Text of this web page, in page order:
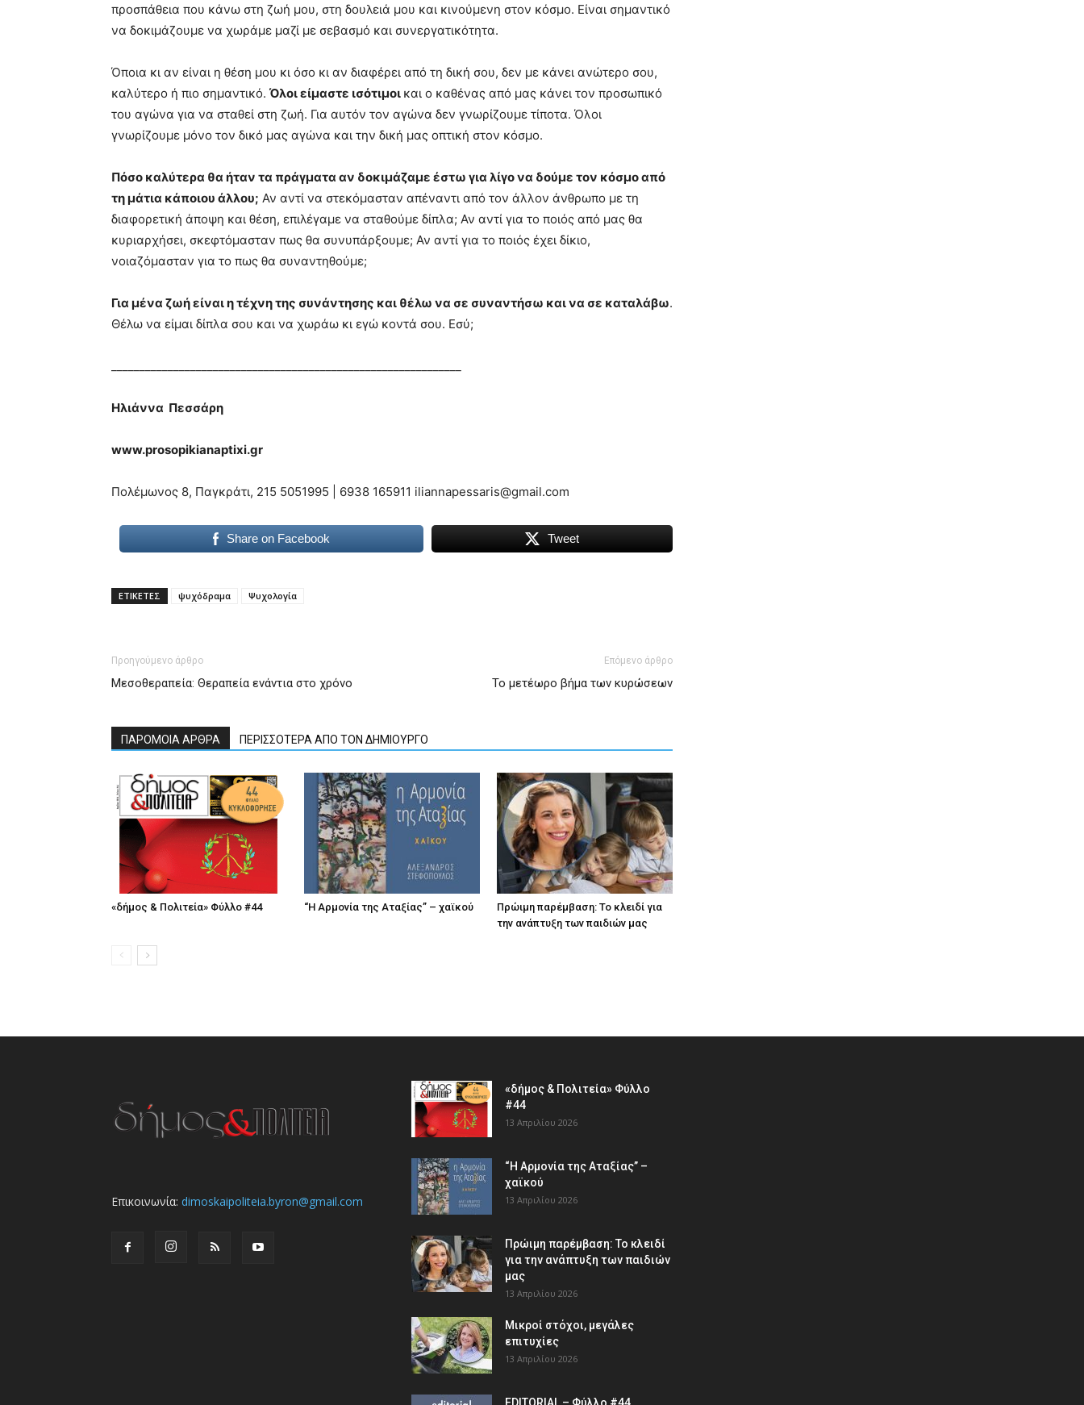
προσπάθεια που κάνω στη ζωή μου, στη δουλειά μου και κινούμενη στον κόσμο. Είναι σημαντικό
να δοκιμάζουμε να χωράμε μαζί με σεβασμό και συνεργατικότητα.
Όποια κι αν είναι η θέση μου κι όσο κι αν διαφέρει από τη δική σου, δεν με κάνει ανώτερο σου,
καλύτερο ή πιο σημαντικό. Όλοι είμαστε ισότιμοι και ο καθένας από μας κάνει τον προσωπικό
του αγώνα για να σταθεί στη ζωή. Για αυτόν τον αγώνα δεν γνωρίζουμε τίποτα. Όλοι
γνωρίζουμε μόνο τον δικό μας αγώνα και την δική μας οπτική στον κόσμο.
Πόσο καλύτερα θα ήταν τα πράγματα αν δοκιμάζαμε έστω για λίγο να δούμε τον κόσμο από
τη μάτια κάποιου άλλου; Αν αντί να στεκόμασταν απέναντι από τον άλλον άνθρωπο με τη
διαφορετική άποψη και θέση, επιλέγαμε να σταθούμε δίπλα; Αν αντί για το ποιός από μας θα
κυριαρχήσει, σκεφτόμασταν πως θα συνυπάρξουμε; Αν αντί για το ποιός έχει δίκιο,
νοιαζόμασταν για το πως θα συναντηθούμε;
Για μένα ζωή είναι η τέχνη της συνάντησης και θέλω να σε συναντήσω και να σε καταλάβω.
Θέλω να είμαι δίπλα σου και να χωράω κι εγώ κοντά σου. Εσύ;
Ηλιάννα Πεσσάρη
www.prosopikianaptixi.gr
Πολέμωνος 8, Παγκράτι, 215 5051995 | 6938 165911 iliannapessaris@gmail.com
Share on Facebook Tweet
ΕΤΙΚΕΤΕΣ ψυχόδραμα Ψυχολογία
Προηγούμενο άρθρο
Μεσοθεραπεία: Θεραπεία ενάντια στο χρόνο
Επόμενο άρθρο
Το μετέωρο βήμα των κυρώσεων
ΠΑΡΟΜΟΙΑ ΑΡΘΡΑ ΠΕΡΙΣΣΟΤΕΡΑ ΑΠΟ ΤΟΝ ΔΗΜΙΟΥΡΓΟ
«δήμος & Πολιτεία» Φύλλο #44 “Η Αρμονία της Αταξίας” – χαϊκού
Πρώιμη παρέμβαση: Το κλειδί για
την ανάπτυξη των παιδιών µας
Επικοινωνία: dimoskaipoliteia.byron@gmail.com
«δήμος & Πολιτεία» Φύλλο
#44
13 Απριλίου 2026
“Η Αρμονία της Αταξίας” –
χαϊκού
13 Απριλίου 2026
Πρώιμη παρέμβαση: Το κλειδί
για την ανάπτυξη των παιδιών
µας
13 Απριλίου 2026
Μικροί στόχοι, μεγάλες
επιτυχίες
13 Απριλίου 2026
EDITORIAL – Φύλλο #44